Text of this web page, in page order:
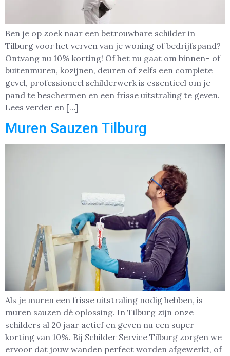
Ben je op zoek naar een betrouwbare schilder in
Tilburg voor het verven van je woning of bedrijfspand?
Ontvang nu 10% korting! Of het nu gaat om binnen– of
buitenmuren, kozijnen, deuren of zelfs een complete
gevel, professioneel schilderwerk is essentieel om je
pand te beschermen en een frisse uitstraling te geven.
Lees verder en […]
Muren Sauzen Tilburg
Als je muren een frisse uitstraling nodig hebben, is
muren sauzen dé oplossing. In Tilburg zijn onze
schilders al 20 jaar actief en geven nu een super
korting van 10%. Bij Schilder Service Tilburg zorgen we
ervoor dat jouw wanden perfect worden afgewerkt, of